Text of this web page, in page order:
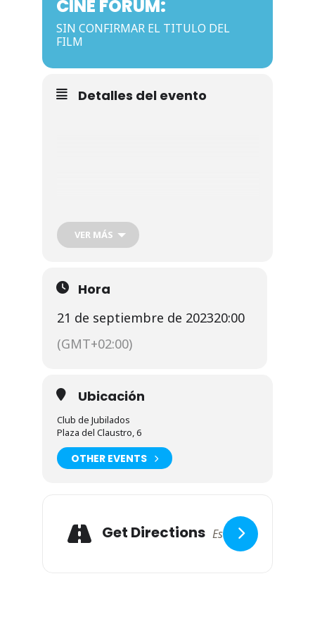
Noticias
Galería
Contacto
CINE FÓRUM:
SIN CONFIRMAR EL TITULO DEL
FILM
Detalles del evento
VER MÁS
Hora
21 de septiembre de 202320:00
(GMT+02:00)
Ubicación
Club de Jubilados
Plaza del Claustro, 6
OTHER EVENTS
Expand
Get Directions
Adresse